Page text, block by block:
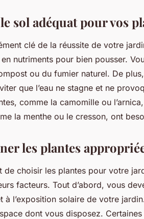
sol adéquat pour vos
clé de la réussite de votre
en nutriments pour bien pousser.
ou du fumier naturel. De
que l’eau ne stagne et ne
comme la camomille ou
la menthe ou le cresson, ont
les plantes
de choisir les plantes pour votre
facteurs. Tout d’abord, vous
à l’exposition solaire de votre
dont vous disposez.